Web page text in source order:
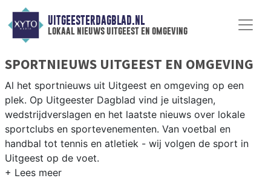
UITGEESTERDAGBLAD.NL
lokaal nieuws uitgeest en omgeving
SPORTNIEUWS UITGEEST EN OMGEVING
Al het sportnieuws uit Uitgeest en omgeving op een
plek. Op Uitgeester Dagblad vind je uitslagen,
wedstrijdverslagen en het laatste nieuws over lokale
sportclubs en sportevenementen. Van voetbal en
handbal tot tennis en atletiek - wij volgen de sport in
Uitgeest op de voet.